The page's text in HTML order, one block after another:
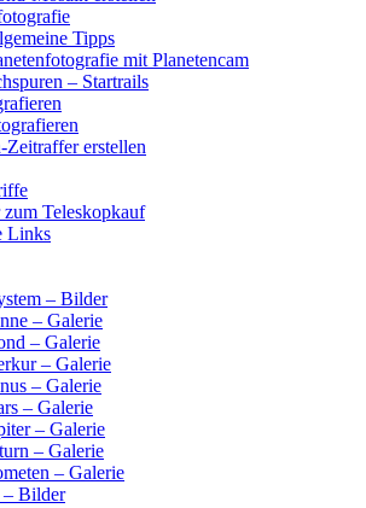
Tipps
mit Planetencam
– Startrails
Zeitraffer erstellen
zum Teleskopkauf
Links
– Bilder
– Galerie
– Galerie
– Galerie
– Galerie
– Galerie
– Galerie
– Galerie
– Galerie
– Bilder